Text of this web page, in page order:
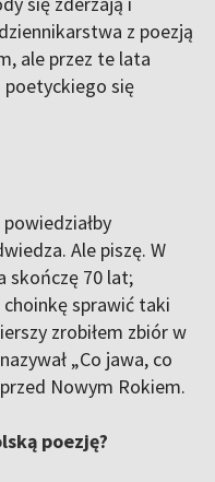
z poezją
ale przez te lata
się
Ale piszę. W
skończę 70 lat;
sprawić taki
zrobiłem zbiór w
„Co jawa, co
Nowym Rokiem.
poezję?